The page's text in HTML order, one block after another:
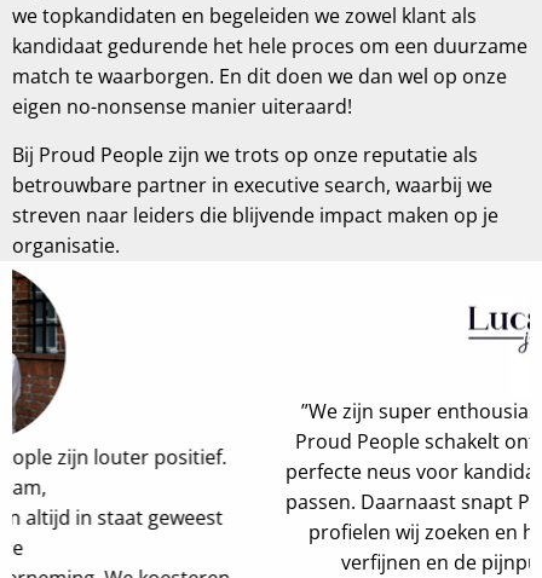
we topkandidaten en begeleiden we zowel klant als
kandidaat gedurende het hele proces om een duurzame
match te waarborgen. En dit doen we dan wel op onze
eigen no-nonsense manier uiteraard!
Bij Proud People zijn we trots op onze reputatie als
betrouwbare partner in executive search, waarbij we
streven naar leiders die blijvende impact maken op je
organisatie.
”We zijn super enthousiast over de samenwerking.
Proud People schakelt ontzettend snel en heeft een
perfecte neus voor kandidaten die in onze organisatie
passen. Daarnaast snapt Proud People goed wat voor
profielen wij zoeken en helpen zij ons om deze te
verfijnen en de pijnpunten te benoemen.”